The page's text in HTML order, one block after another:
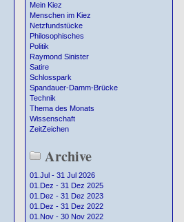
Mein Kiez
Menschen im Kiez
Netzfundstücke
Philosophisches
Politik
Raymond Sinister
Satire
Schlosspark
Spandauer-Damm-Brücke
Technik
Thema des Monats
Wissenschaft
ZeitZeichen
Archive
01.Jul - 31 Jul 2026
01.Dez - 31 Dez 2025
01.Dez - 31 Dez 2023
01.Dez - 31 Dez 2022
01.Nov - 30 Nov 2022